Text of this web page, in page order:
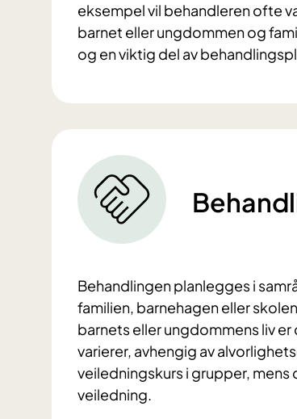
eksempel vil behandleren ofte
barnet eller ungdommen og
og en viktig del av
Behandlingen planlegges i
familien, barnehagen eller
barnets eller ungdommens liv
varierer, avhengig av
veiledningskurs i grupper, mens
veiledning.